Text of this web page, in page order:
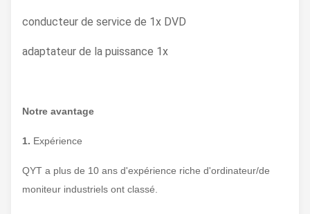
conducteur de service de 1x DVD
adaptateur de la puissance 1x
Notre avantage
1. Expérience
QYT a plus de 10 ans d'expérience riche d'ordinateur/de
moniteur industriels ont classé.